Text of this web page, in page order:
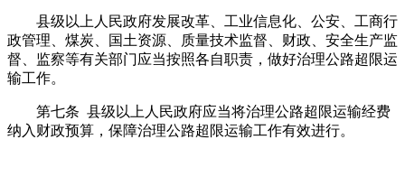
县级以上人民政府发展改革、工业信息化、公安、工商行
政管理、煤炭、国土资源、质量技术监督、财政、安全生产监
督、监察等有关部门应当按照各自职责，做好治理公路超限运
输工作。
第七条 县级以上人民政府应当将治理公路超限运输经费
纳入财政预算，保障治理公路超限运输工作有效进行。